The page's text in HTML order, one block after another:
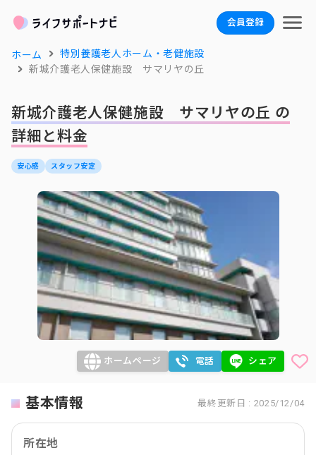
会員登録
ホーム
特別養護老人ホーム・老健施設
新城介護老人保健施設 サマリヤの丘
新城介護老人保健施設 サマリヤの丘 の
詳細と料金
安心感 スタッフ安定
ホームページ 電話 シェア
基本情報 最終更新日 : 2025/12/04
所在地